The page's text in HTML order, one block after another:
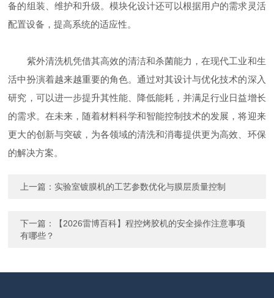
备的组装、维护和升级。模块化设计还可以根据用户的需求灵活
配置设备，提高系统的适应性。
紫外清洗机凭借其高效的清洁和杀菌能力，在现代工业和生
活中扮演着越来越重要的角色。通过对其设计与优化技术的深入
研究，可以进一步提升其性能、降低能耗，并满足行业日益增长
的需求。在未来，随着材料科学和智能控制技术的发展，将迎来
更大的创新与突破，为各领域的清洗和消毒提供更为高效、环保
的解决方案。
上一篇： 实验室镀膜机的工艺参数优化与膜层质量控制
下一篇：
【2026雷博百科】程控烤胶机的安全操作注意事项
有哪些？